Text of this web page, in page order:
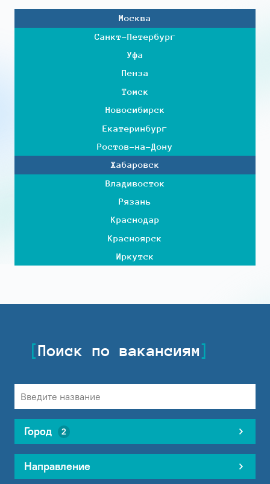
Москва
Санкт-Петербург
Уфа
Пенза
Томск
Новосибирск
Екатеринбург
Ростов-на-Дону
Хабаровск
Владивосток
Рязань
Краснодар
Красноярск
Иркутск
Поиск по вакансиям
Город 2
Направление